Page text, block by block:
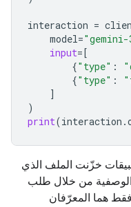
interaction =
model=
input=[
{"type" :
{"type" :
]
)
print(interaction .
خزّنت الملف الذي
الوصفية من خلال طلب
هما المعرّفان